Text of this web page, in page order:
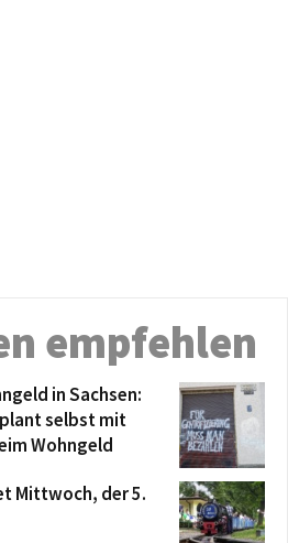
empfehlen
in Sachsen:
selbst mit
Wohngeld
Mittwoch, der 5.